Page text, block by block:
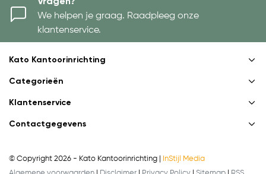
We helpen je graag. Raadpleeg onze
klantenservice.
Kato Kantoorinrichting
Categorieën
Klantenservice
Contactgegevens
© Copyright 2026 - Kato Kantoorinrichting |
InStijl Media